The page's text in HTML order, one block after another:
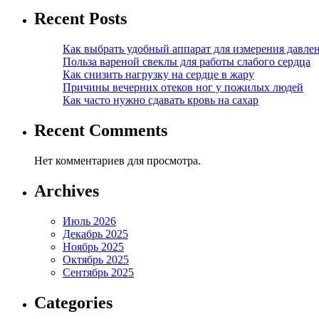
Recent Posts
Как выбрать удобный аппарат для измерения
Польза вареной свеклы для работы слабого сердца
Как снизить нагрузку на сердце в жару
Причины вечерних отеков ног у пожилых людей
Как часто нужно сдавать кровь на сахар
Recent Comments
Нет комментариев для просмотра.
Archives
Июль 2026
Декабрь 2025
Ноябрь 2025
Октябрь 2025
Сентябрь 2025
Categories